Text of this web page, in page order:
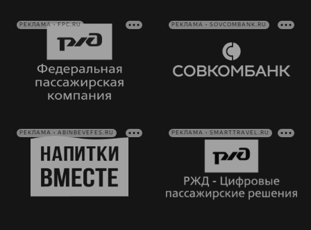
РЕКЛАМА • FPC.RU РЕКЛАМА • SOVCOMBANK.RU
РЕКЛАМА • ABINBEVEFES.RU РЕКЛАМА • SMARTTRAVEL.RU